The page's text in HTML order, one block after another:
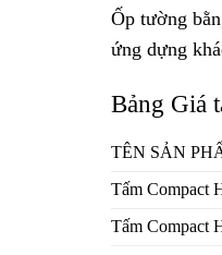
Ốp tường
ứng dựng
Bảng Giá
TÊN SẢN
Tấm Compact
Tấm Compact